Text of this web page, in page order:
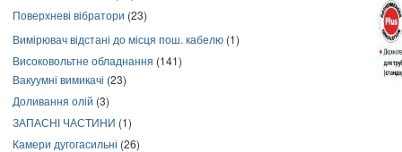
Поверхневі вібратори (23)
Вимірювач відстані до місця пош. кабелю (1)
Високовольтне обладнання (141)
Вакуумні вимикачі (23)
Доливання олій (3)
ЗАПАСНІ ЧАСТИНИ (1)
Камери дугогасильні (26)